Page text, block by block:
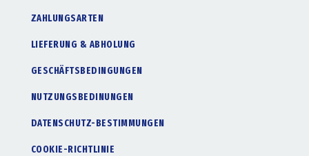
ZAHLUNGSARTEN
LIEFERUNG & ABHOLUNG
GESCHÄFTSBEDINGUNGEN
NUTZUNGSBEDINUNGEN
DATENSCHUTZ-BESTIMMUNGEN
COOKIE-RICHTLINIE